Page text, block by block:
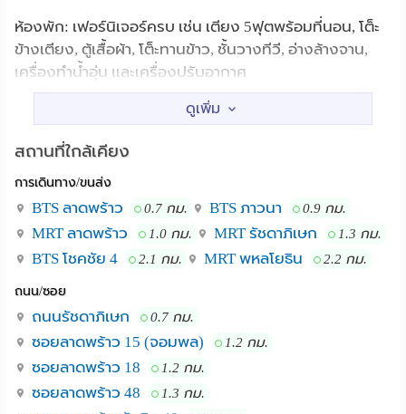
ห้องพัก: เฟอร์นิเจอร์ครบ เช่น เตียง 5ฟุตพร้อมที่นอน, โต็ะ
ข้างเตียง, ตู้เสื้อผ้า, โต็ะทานข้าว, ชั้นวางทีวี, อ่างล้างจาน,
เครื่องทำน้ำอุ่น เเละเครื่องปรับอากาศ
ระบบรักษาปลอดภัย: รปภ 24ชม, ระบบเข้า-ออกด้วยประตู
คีย์การ์ด เเละ กล้องวงจรปิด
ที่ตั้ง: การเดินทางสะดวกเนื่องจากอาพาร์ทเม้นตั้งอยู่ใกล้
MRT ลาดพร้าว เเละซอย35 เป็นซอยที่สามารถออกถนนหลัก
ได้หลายสาย เช่น ลาดพร้าว, รัชดา, เลียบด่วนรามอินทรา
เป็นต้น
สถานที่ใกล้เคียง :
สินค้าใกล้เคียงเช่น เซ็นทรัล-ลาดพร้าว, Big C เเละ เซ็นทรัล
จันทรเกษม
สถานที่ใกล้เคียง
การเดินทาง/ขนส่ง
BTS ลาดพร้าว 0.7 กม. BTS ภาวนา 0.9 กม.
MRT ลาดพร้าว 1.0 กม. MRT รัชดาภิเษก 1.3 กม.
BTS โชคชัย 4 2.1 กม. MRT พหลโยธิน 2.2 กม.
ถนน/ซอย
ถนนรัชดาภิเษก 0.7 กม.
ซอยลาดพร้าว 15 (จอมพล) 1.2 กม.
ซอยลาดพร้าว 18 1.2 กม.
ซอยลาดพร้าว 48 1.3 กม.